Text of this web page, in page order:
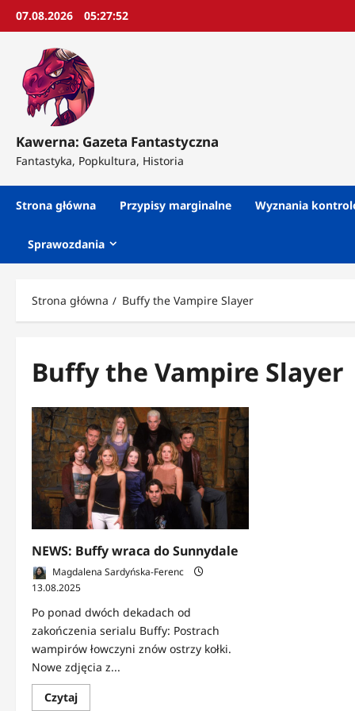
Przejdź
07.08.2026 05:27:54
Kawerna: Gazeta Fantastyczna
Fantastyka, Popkultura, Historia
Strona główna Przypisy marginalne Wyznania
Sprawozdania
Strona główna Buffy the Vampire Slayer
Buffy the Vampire Slayer
NEWS: Buffy wraca do Sunnydale
Magdalena Sardyńska-Ferenc
13.08.2025
Po ponad dwóch dekadach od
zakończenia serialu Buffy: Postrach
wampirów łowczyni znów ostrzy kołki.
Nowe zdjęcia z...
CzytajDowiedz
się